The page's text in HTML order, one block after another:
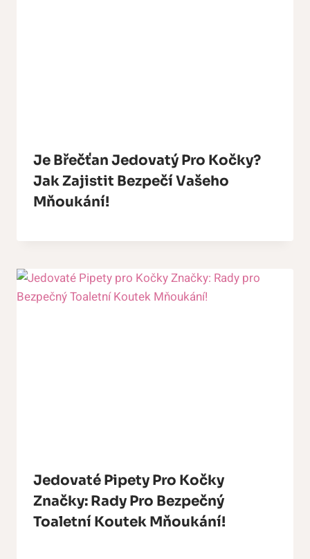
Je Břečťan Jedovatý Pro Kočky?
Jak Zajistit Bezpečí Vašeho
Mňoukání!
Jedovaté Pipety Pro Kočky
Značky: Rady Pro Bezpečný
Toaletní Koutek Mňoukání!